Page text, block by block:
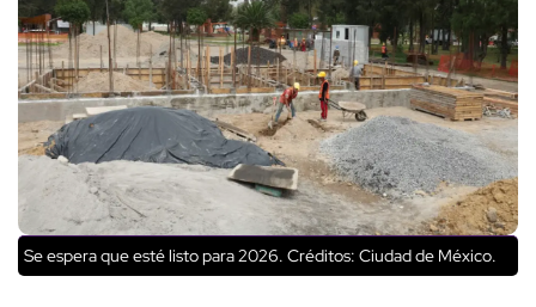
Se espera que esté listo para 2026. Créditos: Ciudad de México.